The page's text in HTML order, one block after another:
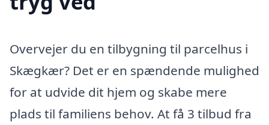
Overvejer du en tilbygning til parcelhus i
Skægkær? Det er en spændende mulighed
for at udvide dit hjem og skabe mere
plads til familiens behov. At få 3 tilbud fra